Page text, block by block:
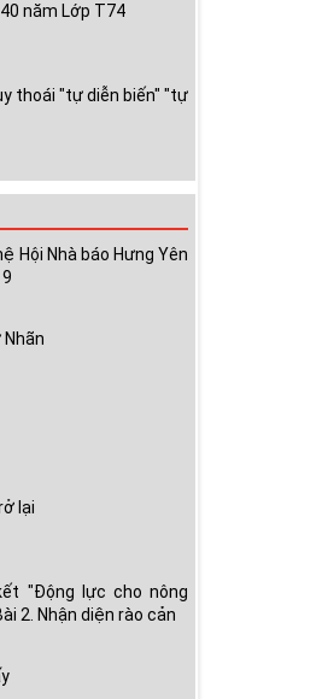
năm Lớp T74
thoái "tự diễn biến" "tự
Hội Nhà báo Hưng Yên
Nhãn
lại
"Động lực cho nông
2. Nhận diện rào cản